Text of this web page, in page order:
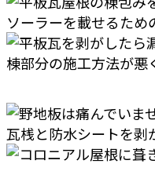
ソーラーを載せるため
棟部分の施工方法が悪
瓦桟と防水シートを剥